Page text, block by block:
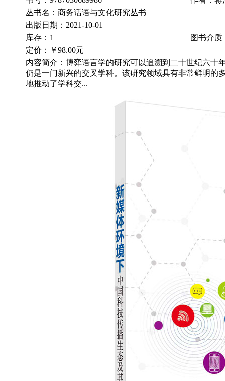
丛书名：商务话语与文化研究丛书
出版日期：2021-10-01
库存：1
图书介质
定价：
￥98.00元
内容简介：博弈语言学的研究可以追溯到二十世纪六十
仍是一门新兴的交叉学科。该研究领域具有非常鲜明的
地推动了学科交...